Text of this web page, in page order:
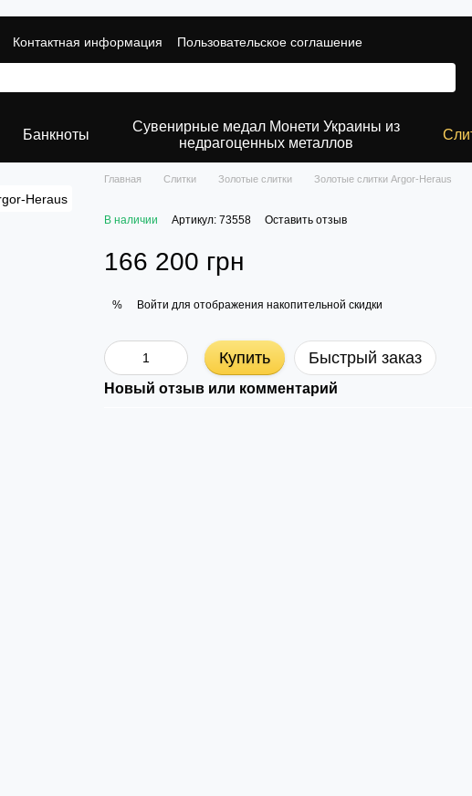
Контактная информация Пользовательское соглашение
Банкноты
Сувенирные медал Монети Украины из
недрагоценных металлов
Главная Слитки Золотые слитки Золотые слитки Argor-Heraus
В наличии Артикул: 73558 Оставить отзыв
166 200 грн
% Войти для отображения накопительной скидки
Купить Быстрый заказ
Новый отзыв или комментарий